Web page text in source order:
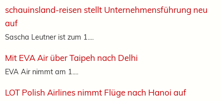
schauinsland-reisen stellt Unternehmensführung neu
auf
Sascha Leutner ist zum 1....
Mit EVA Air über Taipeh nach Delhi
EVA Air nimmt am 1....
LOT Polish Airlines nimmt Flüge nach Hanoi auf